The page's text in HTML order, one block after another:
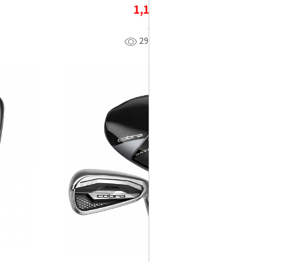
1,170,000
코브라
299